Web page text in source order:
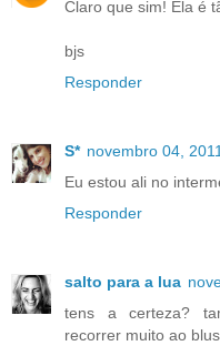
Claro que sim! Ela é
bjs
Responder
S* novembro 04, 2011
Eu estou ali no
Responder
salto para a lua
tens a certeza?
recorrer muito ao